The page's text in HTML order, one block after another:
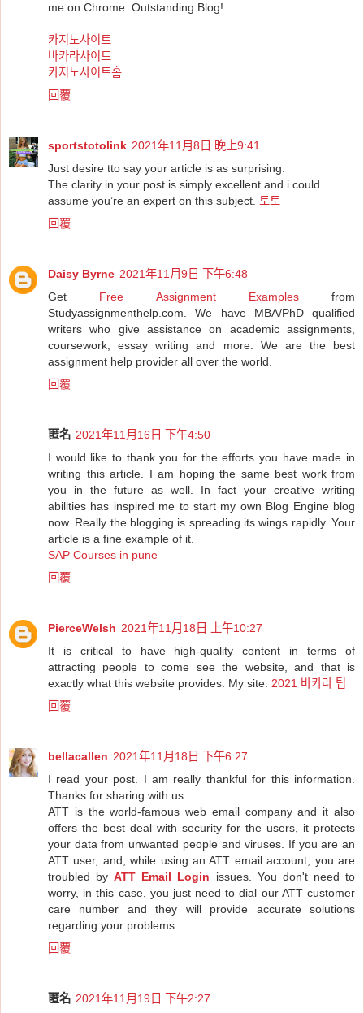
me on Chrome. Outstanding Blog!
카지노사이트
바카라사이트
카지노사이트홈
回覆
sportstotolink 2021年11月8日 晚上9:41
Just desire tto say your article is as surprising.
The clarity in your post is simply excellent and i could
assume you’re an expert on this subject.
토토
回覆
Daisy Byrne 2021年11月9日 下午6:48
Get Free Assignment Examplesfrom
Studyassignmenthelp.com. We have MBA/PhD qualified
writers who give assistance on academic assignments,
coursework, essay writing and more. We are the best
assignment help provider all over the world.
回覆
匿名 2021年11月16日 下午4:50
I would like to thank you for the efforts you have made in
writing this article. I am hoping the same best work from
you in the future as well. In fact your creative writing
abilities has inspired me to start my own Blog Engine blog
now. Really the blogging is spreading its wings rapidly. Your
article is a fine example of it.
SAP Courses in pune
回覆
PierceWelsh 2021年11月18日 上午10:27
It is critical to have high-quality content in terms of
attracting people to come see the website, and that is
exactly what this website provides. My site: 2021 바카라 팁
回覆
bellacallen 2021年11月18日 下午6:27
I read your post. I am really thankful for this information.
Thanks for sharing with us.
ATT is the world-famous web email company and it also
offers the best deal with security for the users, it protects
your data from unwanted people and viruses. If you are an
ATT user, and, while using an ATT email account, you are
troubled byATT Email Login issues. You don't need to
worry, in this case, you just need to dial our ATT customer
care number and they will provide accurate solutions
regarding your problems.
回覆
匿名 2021年11月19日 下午2:27